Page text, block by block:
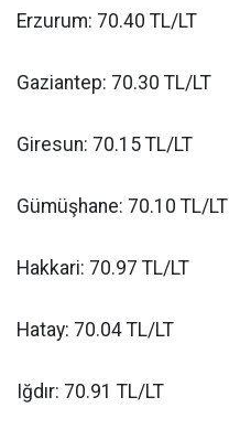
Erzurum: 70.40 TL/LT
Gaziantep: 70.30 TL/LT
Giresun: 70.15 TL/LT
Gümüşhane: 70.10 TL/LT
Hakkari: 70.97 TL/LT
Hatay: 70.04 TL/LT
Iğdır: 70.91 TL/LT